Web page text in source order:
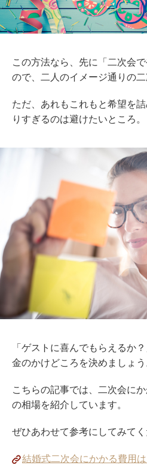
この方法なら、先に「二次会
ので、二人のイメージ通りの二
ただ、あれもこれもと希望を
りすぎるのは避けたいところ。
「ゲストに喜んでもらえるか
金のかけどころを決めましょう
こちらの記事では、二次会に
の相場を紹介しています。
ぜひあわせて参考にしてみてく
結婚式二次会にかかる費用